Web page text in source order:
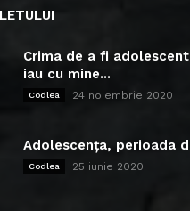
Crima de a fi
iau cu mine...
Codlea 24 noiembrie 2020
Adolescența, perioada
Codlea 25 iunie 2020